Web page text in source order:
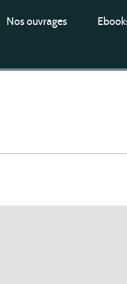
Nos ouvrages